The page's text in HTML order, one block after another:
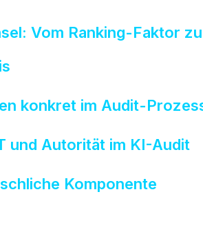
Vom Ranking-Faktor
konkret im Audit-
und Autorität im KI-Audit
Komponente